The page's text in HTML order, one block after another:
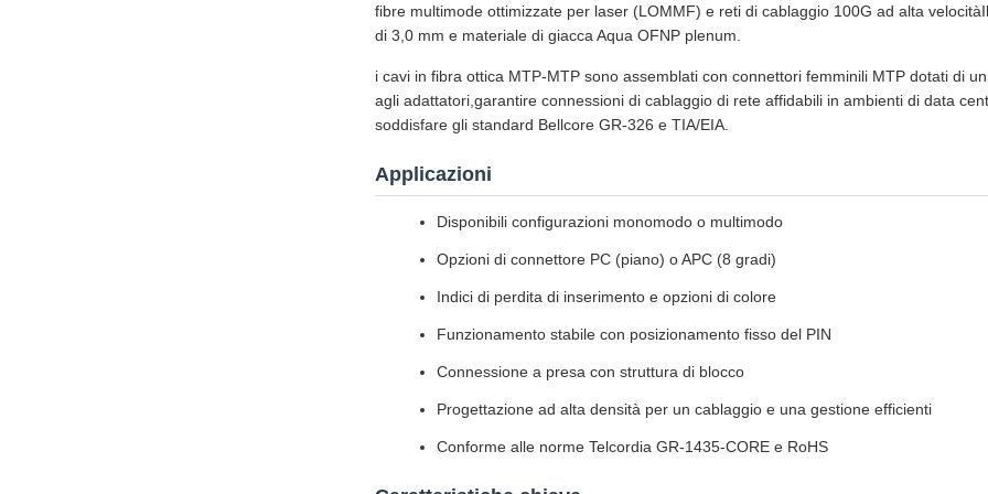
fibre multimode ottimizzate per laser (LOMMF) e reti di cablaggio 100G ad alta
di 3,0 mm e materiale di giacca Aqua OFNP plenum.
i cavi in fibra ottica MTP-MTP sono assemblati con connettori femminili MTP dotati di
agli adattatori,garantire connessioni di cablaggio di rete affidabili in ambienti di data
soddisfare gli standard Bellcore GR-326 e TIA/EIA.
Applicazioni
Disponibili configurazioni monomodo o multimodo
Opzioni di connettore PC (piano) o APC (8 gradi)
Indici di perdita di inserimento e opzioni di colore
Funzionamento stabile con posizionamento fisso del PIN
Connessione a presa con struttura di blocco
Progettazione ad alta densità per un cablaggio e una gestione efficienti
Conforme alle norme Telcordia GR-1435-CORE e RoHS